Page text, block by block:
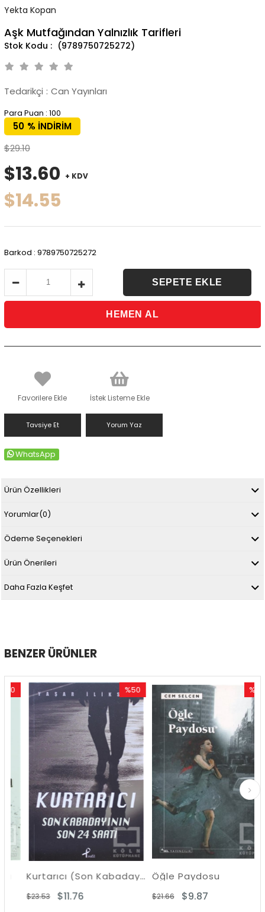
Yekta Kopan
Aşk Mutfağından Yalnızlık Tarifleri
(9789750725272)
Tedarikçi : Can Yayınları
Para Puan : 100
%
50
İNDIRIM
$29.10
$13.60 + KDV
$14.55
Barkod : 9789750725272
Favorilere Ekle İstek Listeme Ekle
Tavsiye Et Yorum Yaz
WhatsApp
Ürün Özellikleri
Yorumlar(0)
Ödeme Seçenekleri
Ürün Önerileri
Daha Fazla Keşfet
BENZER ÜRÜNLER
Kurtarıcı (Son Kabadayının 24 Saati)
$11.76
$23.53
%50
İndirim
%50İndirim
Öğle Paydosu
$9.87
$21.66
%54
İndirim